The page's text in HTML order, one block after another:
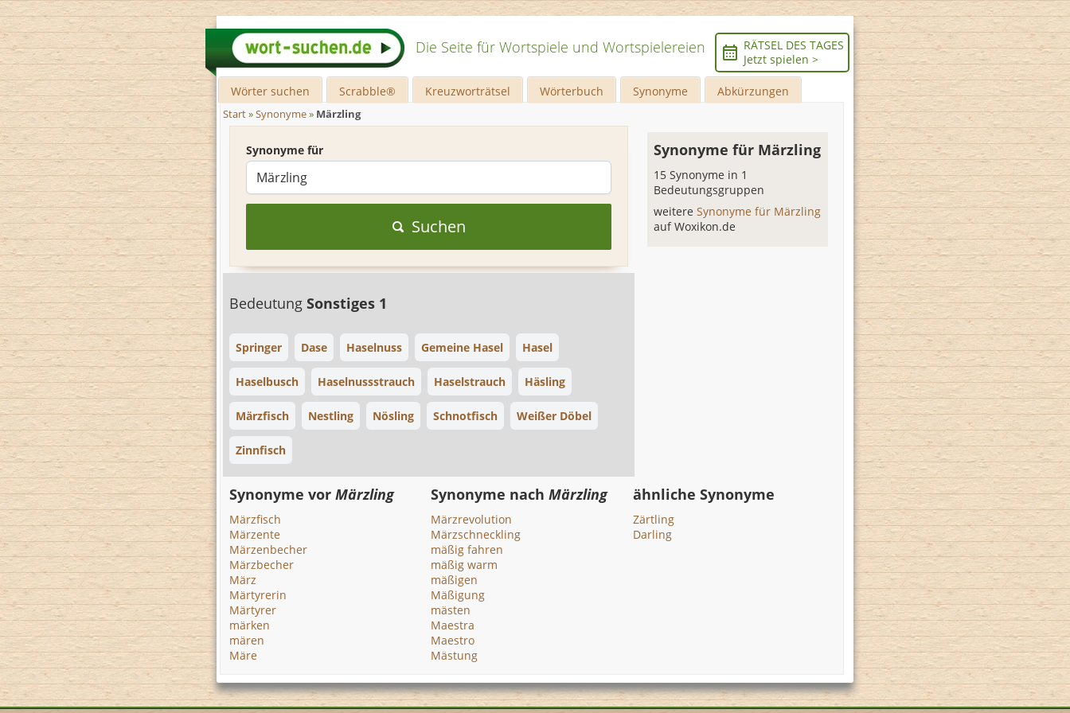
Die Seite für Wortspiele und Wortspielereien
RÄTSEL DES TAGES
Jetzt spielen >
Wörter suchen Scrabble® Kreuzworträtsel Wörterbuch Synonyme Abkürzungen
Start»Synonyme» Märzling
Synonyme für
Suchen
Bedeutung Sonstiges 1
Springer Dase Haselnuss Gemeine Hasel Hasel
Haselbusch Haselnussstrauch Haselstrauch Häsling
Märzfisch Nestling Nösling Schnotfisch Weißer Döbel
Zinnfisch
Synonyme für Märzling
15 Synonyme in 1
Bedeutungsgruppen
weitereSynonyme für Märzling
auf Woxikon.de
Synonyme vor Märzling
Märzfisch
Märzente
Märzenbecher
Märzbecher
März
Märtyrerin
Märtyrer
märken
mären
Märe
Synonyme nachMärzling
Märzrevolution
Märzschneckling
mäßig fahren
mäßig warm
mäßigen
Mäßigung
mästen
Maestra
Maestro
Mästung
ähnliche Synonyme
Zärtling
Darling